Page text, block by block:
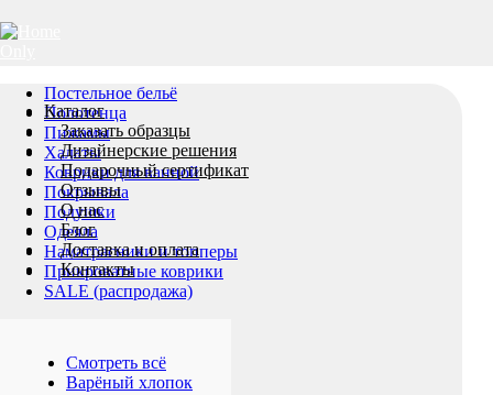
Каталог
Заказать образцы
Дизайнерские решения
Подарочный сертификат
Отзывы
О нас
Блог
Доставка и оплата
Контакты
Постельное бельё
Полотенца
Пижамы
Халаты
Коврики для ванной
Покрывала
Подушки
Одеяла
Наматрасники и топперы
Прикроватные коврики
SALE (распродажа)
Смотреть всё
Варёный хлопок